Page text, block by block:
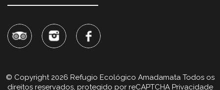
© Copyright 2026 Refugio Ecológico Amadamata Todos os
direitos reservados, protegido por reCAPTCHA Privacidade